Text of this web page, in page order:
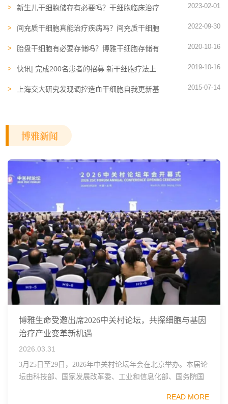
新生儿干细胞储存有必要吗？干细胞临床治疗
2023-02-01
间充质干细胞真能治疗疾病吗？间充质干细胞
2022-09-30
胎盘干细胞有必要存储吗？博雅干细胞存储有
2020-10-16
快讯| 完成200名患者的招募 新干细胞疗法上
2019-10-16
上海交大研究发现调控造血干细胞自我更新基
2015-07-14
博雅新闻
博雅生命受邀出席2026中关村论坛，共探细胞与基因
治疗产业变革新机遇
2026.03.31
3月25日至29日，2026年中关村论坛年会在北京举办。本届论
坛由科技部、国家发展改革委、工业和信息化部、国务院国
READ MORE